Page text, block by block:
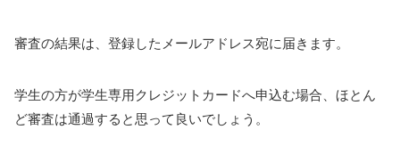
審査の結果は、登録したメールアドレス宛に届きます。
学生の方が学生専用クレジットカードへ申込む場合、ほとん
ど審査は通過すると思って良いでしょう。